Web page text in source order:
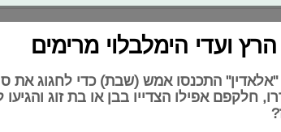
ועדי הימלבלוי מרימים
"אלאדין" התכנסו אמש (שבת) כדי לחגוג את
חלקפם אפילו הצדייו בבן או בת זוג והגיעו